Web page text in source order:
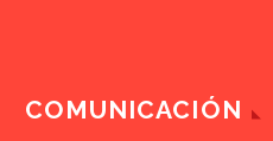
COMUNICACIÓN